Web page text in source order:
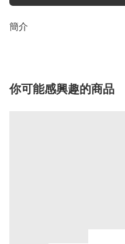
簡介
你可能感興趣的商品